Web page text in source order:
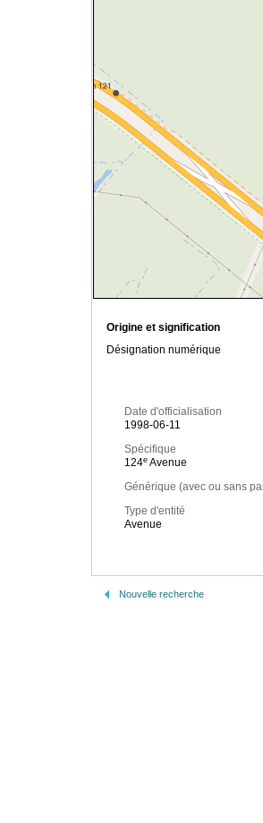
Origine et signification
Désignation numérique
Date d'officialisation
1998-06-11
Spécifique
124e Avenue
Générique (avec ou sans
Type d'entité
Avenue
Nouvelle recherche